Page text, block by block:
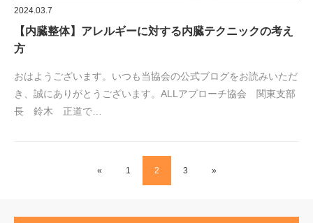
2024.03.7
【内臓整体】アレルギーに対する内臓テクニックの考え
方
おはようございます。いつも当協会の公式ブログをお読みいただ
き、誠にありがとうございます。ALLアプローチ協会 関東支部
長 鈴木 正道で…
« 1 2 3 »